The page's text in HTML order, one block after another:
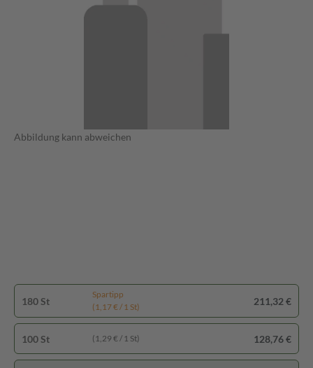
Abbildung kann abweichen
180 St
Spartipp
(1,17 € / 1 St)
211,32 €
100 St (1,29 € / 1 St) 128,76 €